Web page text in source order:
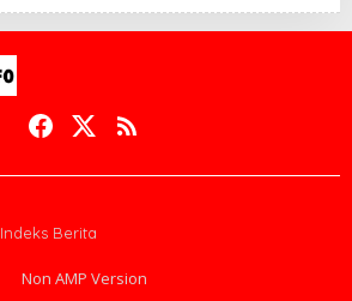
Indeks Berita
Non AMP Version